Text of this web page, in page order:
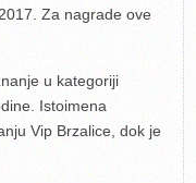
Za nagrade ove
u kategoriji
Istoimena
Vip Brzalice, dok je